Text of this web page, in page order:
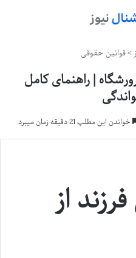
>قوانین حقوقی
| راهنمای کامل
خواندن این مطلب 21 دقیقه زمان میبرد
از